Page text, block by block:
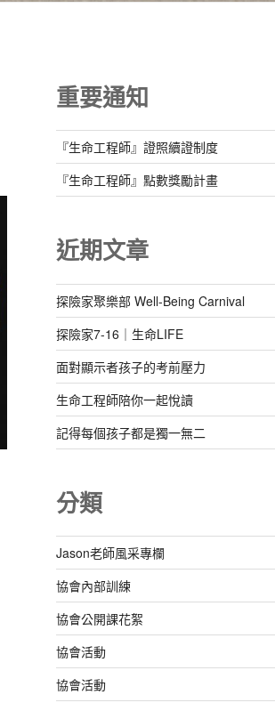
重要通知
『生命工程師』證照續證制度
『生命工程師』點數獎勵計畫
近期文章
探險家聚樂部 Well-Being Carnival
探險家7-16｜生命LIFE
面對顯示者孩子的考前壓力
生命工程師陪你一起悅讀
記得每個孩子都是獨一無二
分類
Jason老師風采專欄
協會內部訓練
協會公開課花絮
協會活動
協會活動